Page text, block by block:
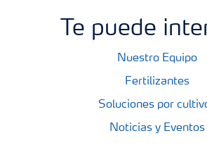
Te puede
Nuestro Equipo
Fertilizantes
Soluciones por
Noticias y Eventos